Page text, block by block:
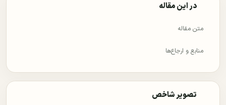
در این مقاله
متن مقاله
منابع و ارجاع‌ها
تصویر شاخص